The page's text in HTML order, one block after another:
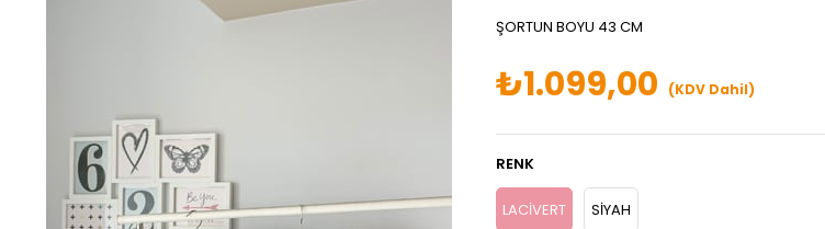
ŞORTUN BOYU 43 CM
₺1.099,00 (KDV Dahil)
RENK
LACİVERT
SİYAH